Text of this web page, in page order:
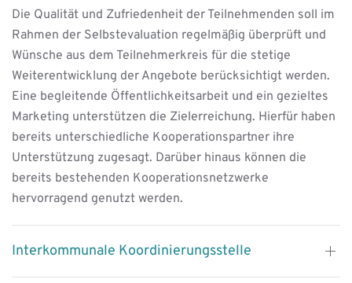
Die Qualität und Zufriedenheit der Teilnehmenden soll im
Rahmen der Selbstevaluation regelmäßig überprüft und
Wünsche aus dem Teilnehmerkreis für die stetige
Weiterentwicklung der Angebote berücksichtigt werden.
Eine begleitende Öffentlichkeitsarbeit und ein gezieltes
Marketing unterstützen die Zielerreichung. Hierfür haben
bereits unterschiedliche Kooperationspartner ihre
Unterstützung zugesagt. Darüber hinaus können die
bereits bestehenden Kooperationsnetzwerke
hervorragend genutzt werden.
Interkommunale Koordinierungsstelle